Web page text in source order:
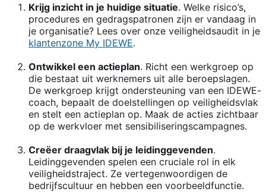
Krijg inzicht in je huidige situatie. Welke risico’s,
procedures en gedragspatronen zijn er vandaag in
je organisatie? Lees over onze veiligheidsaudit in je
klantenzone My IDEWE.
Ontwikkel een actieplan. Richt een werkgroep op
die bestaat uit werknemers uit alle beroepslagen.
De werkgroep krijgt ondersteuning van een IDEWE-
coach, bepaalt de doelstellingen op veiligheidsvlak
en stelt een actieplan op. Maak de acties zichtbaar
op de werkvloer met sensibiliseringscampagnes.
Creëer draagvlak bij je leidinggevenden.
Leidinggevenden spelen een cruciale rol in elk
veiligheidstraject. Ze vertegenwoordigen de
bedrijfscultuur en hebben een voorbeeldfunctie.